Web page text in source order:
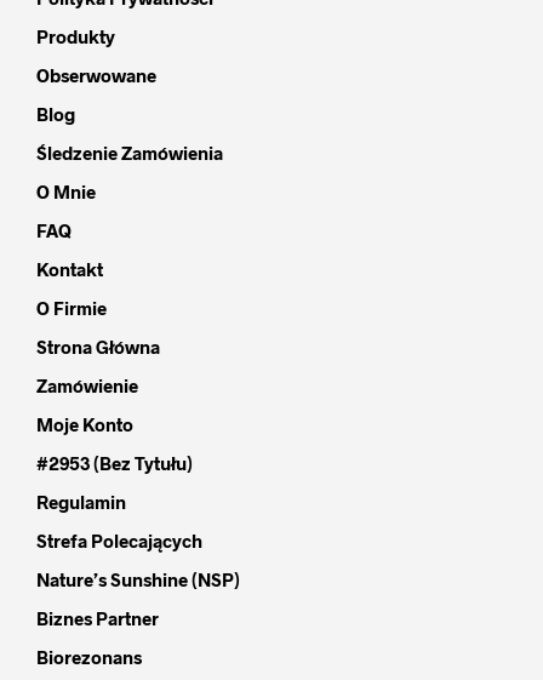
Produkty
Obserwowane
Blog
Śledzenie Zamówienia
O Mnie
FAQ
Kontakt
O Firmie
Strona Główna
Zamówienie
Moje Konto
#2953 (bez Tytułu)
Regulamin
Strefa Polecających
Nature’s Sunshine (NSP)
Biznes Partner
Biorezonans